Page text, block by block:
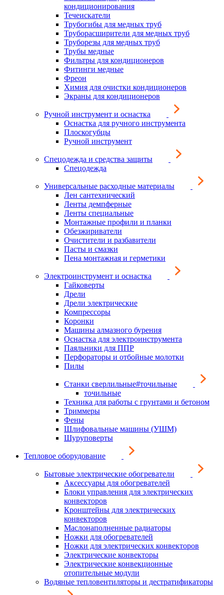
кондиционирования
Течеискатели
Трубогибы для медных труб
Труборасширители для медных труб
Труборезы для медных труб
Трубы медные
Фильтры для кондиционеров
Фитинги медные
Фреон
Химия для очистки кондиционеров
Экраны для кондиционеров
Ручной инструмент и оснастка
Оснастка для ручного инструмента
Плоскогубцы
Ручной инструмент
Спецодежда и средства защиты
Спецодежда
Универсальные расходные материалы
Лен сантехнический
Ленты демпферные
Ленты специальные
Монтажные профили и планки
Обезжириватели
Очистители и разбавители
Пасты и смазки
Пена монтажная и герметики
Электроинструмент и оснастка
Гайковерты
Дрели
Дрели электрические
Компрессоры
Коронки
Машины алмазного бурения
Оснастка для электроинструмента
Паяльники для ППР
Перфораторы и отбойные молотки
Пилы
Станки сверлильные#точильные
точильные
Техника для работы с грунтами и бетоном
Триммеры
Фены
Шлифовальные машины (УШМ)
Шуруповерты
Тепловое оборудование
Бытовые электрические обогреватели
Аксессуары для обогревателей
Блоки управления для электрических
конвекторов
Кронштейны для электрических
конвекторов
Маслонаполненные радиаторы
Ножки для обогревателей
Ножки для электрических конвекторов
Электрические конвекторы
Электрические конвекционные
отопительные модули
Водяные тепловентиляторы и дестратификаторы